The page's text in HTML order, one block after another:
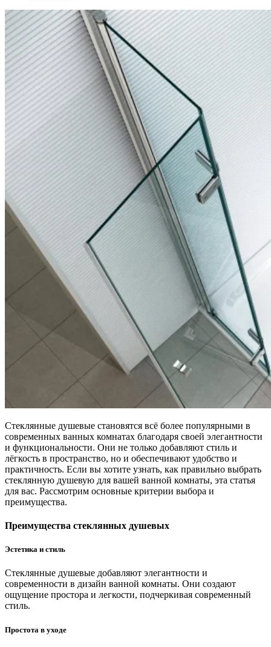
Стеклянные душевые становятся всё более популярными в
современных ванных комнатах благодаря своей элегантности
и функциональности. Они не только добавляют стиль и
лёгкость в пространство, но и обеспечивают удобство и
практичность. Если вы хотите узнать, как правильно выбрать
стеклянную душевую для вашей ванной комнаты, эта статья
для вас. Рассмотрим основные критерии выбора и
преимущества.
Преимущества стеклянных душевых
Эстетика и стиль
Стеклянные душевые добавляют элегантности и
современности в дизайн ванной комнаты. Они создают
ощущение простора и легкости, подчеркивая современный
стиль.
Простота в уходе